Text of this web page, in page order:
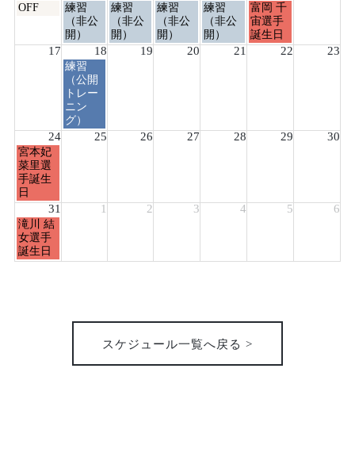
月
8
OFF
火
曜
日,
8
月
11th
2026
練習
（非公
開）
水
曜
日,
8
練習
（非公
開）
木
曜
日,
8
練習
（非公
開）
金
曜
日,
8
練習
（非公
開）
土
曜
日,
8
富岡 千
宙選手
誕生日
17 18 19 20 21 22 23
火
曜
日,
8
月
18th
練習
（公開
トレー
ニン
グ）
24 25 26 27 28 29 30
月
曜
日,
8
月
24th
2026
宮本妃
菜里選
手誕生
日
31 1 2 3 4 5 6
月
曜
日,
8
滝川 結
女選手
誕生日
スケジュール一覧へ戻る >